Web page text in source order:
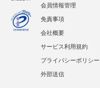
会員情報管理
免責事項
会社概要
サービス利用規約
プライバシーポリシー
外部送信